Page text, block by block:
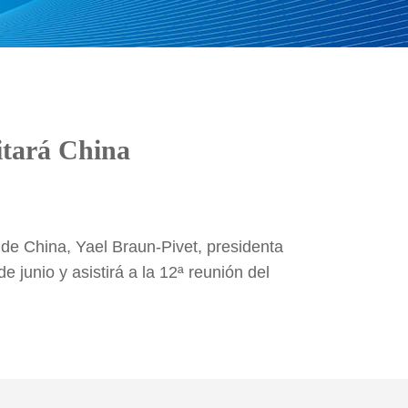
China
China, Yael Braun-Pivet, presidenta
junio y asistirá a la 12ª reunión del